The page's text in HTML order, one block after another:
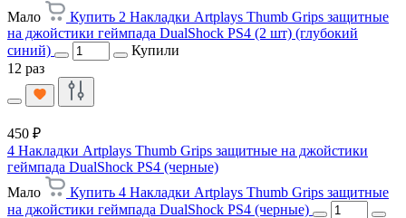
Мало
Купить 2 Накладки Artplays Thumb Grips защитные
на джойстики геймпада DualShock PS4 (2 шт) (глубокий
синий)
Купили
12 раз
450 ₽
4 Накладки Artplays Thumb Grips защитные на джойстики
геймпада DualShock PS4 (черные)
Мало
Купить 4 Накладки Artplays Thumb Grips защитные
на джойстики геймпада DualShock PS4 (черные)